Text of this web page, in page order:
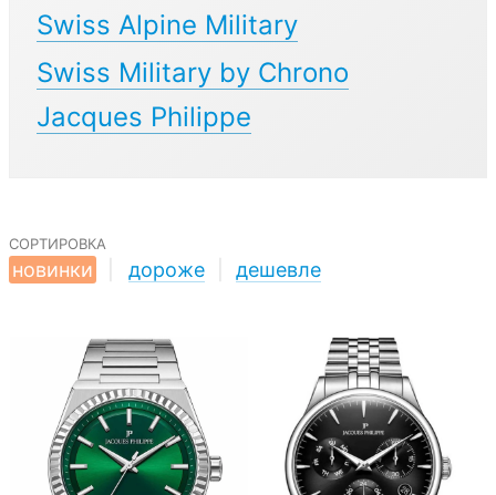
Swiss Alpine Military
Swiss Military by Chrono
Jacques Philippe
сортировка
новинки
дороже дешевле